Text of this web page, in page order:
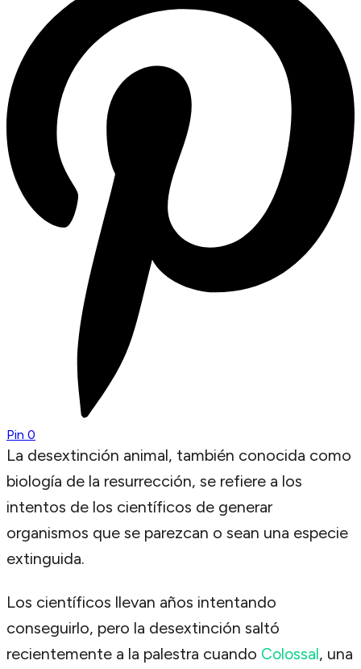
Pin 0
La desextinción animal, también conocida como
biología de la resurrección, se refiere a los
intentos de los científicos de generar
organismos que se parezcan o sean una especie
extinguida.
Los científicos llevan años intentando
conseguirlo, pero la desextinción saltó
recientemente a la palestra cuando Colossal, una